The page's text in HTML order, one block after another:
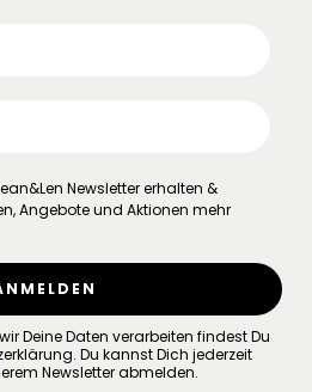
Newsletter erhalten &
Angebote und Aktionen mehr
Deine Daten verarbeiten findest Du
. Du kannst Dich jederzeit
Newsletter abmelden.